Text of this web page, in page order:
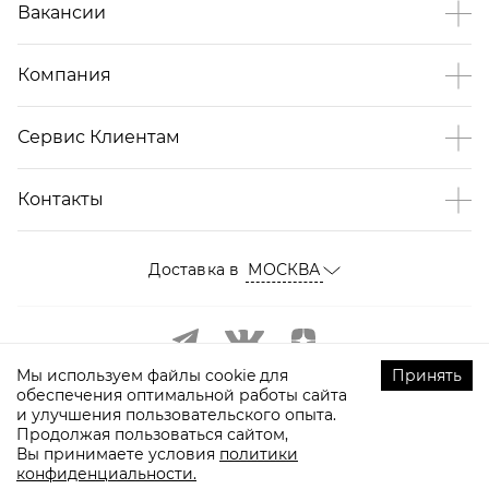
Вакансии
Компания
Сервис Клиентам
Контакты
Доставка в МОСКВА
© 2009- 2026 ТOPTOP.RU Все права защищены
Мы используем файлы cookie для
обеспечения оптимальной работы сайта
и улучшения пользовательского опыта.
Продолжая пользоваться сайтом,
Вы принимаете условия политики
конфиденциальности.
Принять